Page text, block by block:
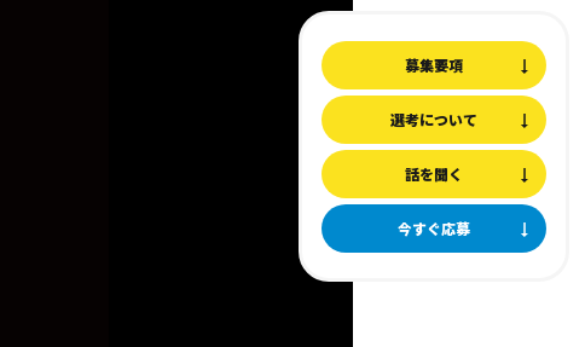
募集要項
選考について
話を聞く
今すぐ応募